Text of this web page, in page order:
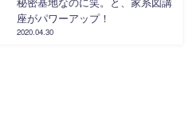
座がパワーアップ！
2020.04.30